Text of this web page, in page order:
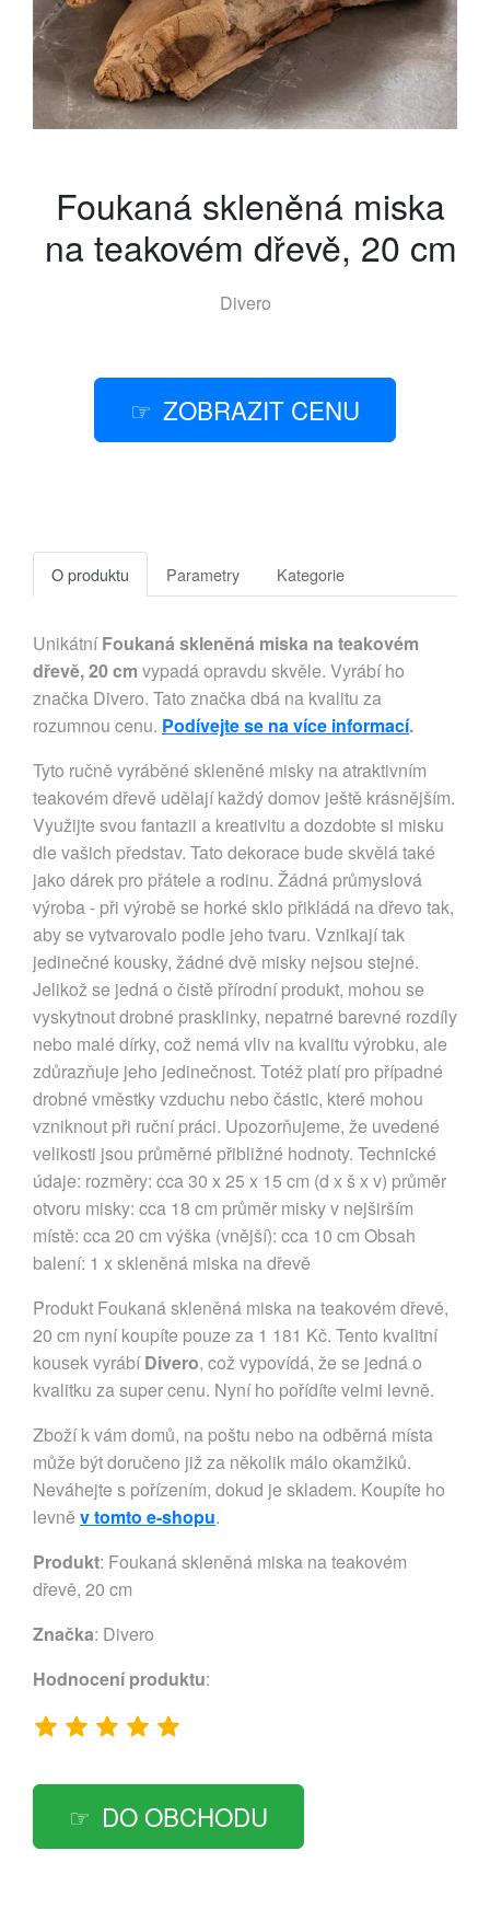
Foukaná skleněná miska
na teakovém dřevě, 20 cm
Divero
ZOBRAZIT CENU
O produktu Parametry Kategorie
UnikátníFoukaná skleněná miska na teakovém
dřevě, 20 cm vypadá opravdu skvěle. Vyrábí ho
značka Divero. Tato značka dbá na kvalitu za
rozumnou cenu. Podívejte se na více informací.
Tyto ručně vyráběné skleněné misky na atraktivním
teakovém dřevě udělají každý domov ještě krásnějším.
Využijte svou fantazii a kreativitu a dozdobte si misku
dle vašich představ. Tato dekorace bude skvělá také
jako dárek pro přátele a rodinu. Žádná průmyslová
výroba - při výrobě se horké sklo přikládá na dřevo tak,
aby se vytvarovalo podle jeho tvaru. Vznikají tak
jedinečné kousky, žádné dvě misky nejsou stejné.
Jelikož se jedná o čistě přírodní produkt, mohou se
vyskytnout drobné prasklinky, nepatrné barevné rozdíly
nebo malé dírky, což nemá vliv na kvalitu výrobku, ale
zdůrazňuje jeho jedinečnost. Totéž platí pro případné
drobné vměstky vzduchu nebo částic, které mohou
vzniknout při ruční práci. Upozorňujeme, že uvedené
velikosti jsou průměrné přibližné hodnoty. Technické
údaje: rozměry: cca 30 x 25 x 15 cm (d x š x v) průměr
otvoru misky: cca 18 cm průměr misky v nejširším
místě: cca 20 cm výška (vnější): cca 10 cm Obsah
balení: 1 x skleněná miska na dřevě
Produkt Foukaná skleněná miska na teakovém dřevě,
20 cm nyní koupíte pouze za 1 181 Kč. Tento kvalitní
kousek vyrábíDivero, což vypovídá, že se jedná o
kvalitku za super cenu. Nyní ho pořídíte velmi levně.
Zboží k vám domů, na poštu nebo na odběrná místa
může být doručeno již za několik málo okamžiků.
Neváhejte s pořízením, dokud je skladem. Koupíte ho
levně v tomto e-shopu.
Produkt: Foukaná skleněná miska na teakovém
dřevě, 20 cm
Značka: Divero
Hodnocení produktu:
DO OBCHODU